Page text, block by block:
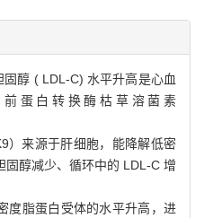
醇 ( LDL-C) 水平升高是心血
蛋白转换酶枯草溶菌素
）来源于肝细胞，能降解低密
醇减少、循环中的 LDL-C 增
度脂蛋白受体的水平升高，进